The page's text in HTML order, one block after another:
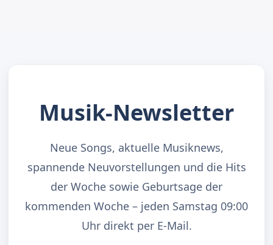
Musik-Newsletter
Neue Songs, aktuelle Musiknews,
spannende Neuvorstellungen und die Hits
der Woche sowie Geburtsage der
kommenden Woche – jeden Samstag 09:00
Uhr direkt per E-Mail.